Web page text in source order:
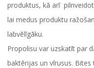
produktus, kā arī
lai medus produktu
labvēlīgāku.
Propolisu var uzskatīt par
baktērijas un vīrusus.